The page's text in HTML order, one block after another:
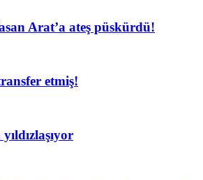
Arat’a ateş püskürdü!
etmiş!